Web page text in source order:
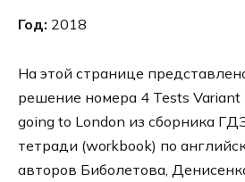
Год: 2018
На этой странице
решение номера 4 Tests Variant
going to London из сборника
тетради (workbook) по
авторов Биболетова,